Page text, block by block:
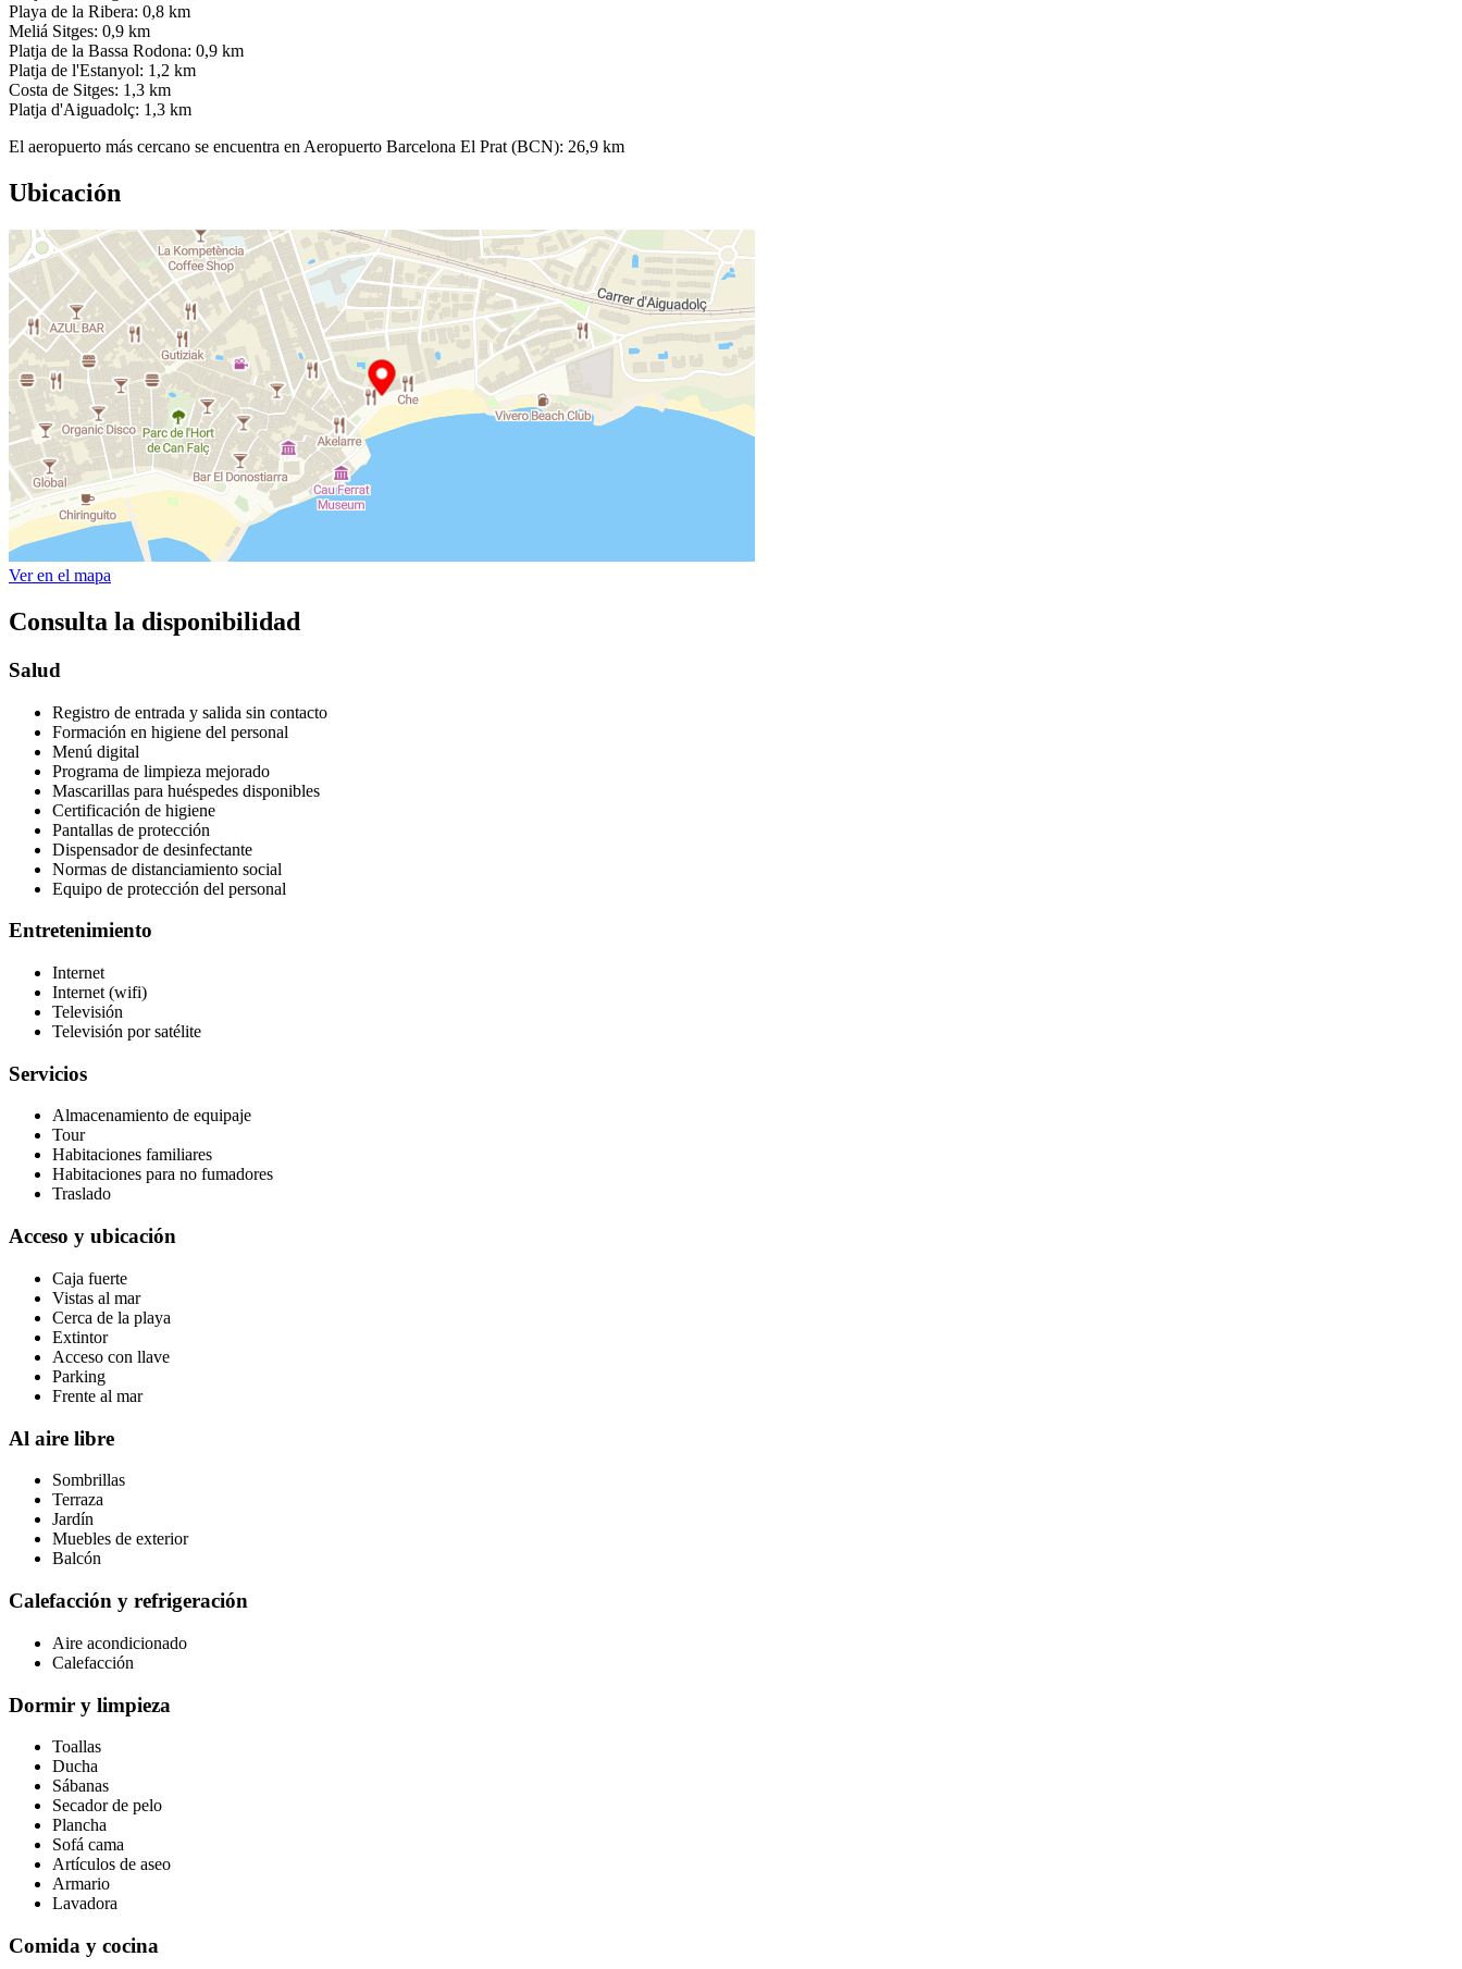
Playa de la Ribera: 0,8 km
Meliá Sitges: 0,9 km
Platja de la Bassa Rodona: 0,9 km
Platja de l'Estanyol: 1,2 km
Costa de Sitges: 1,3 km
Platja d'Aiguadolç: 1,3 km
El aeropuerto más cercano se encuentra en Aeropuerto Barcelona El Prat (BCN): 26,9 km
Ubicación
Ver en el mapa
Consulta la disponibilidad
Salud
Registro de entrada y salida sin contacto
Formación en higiene del personal
Menú digital
Programa de limpieza mejorado
Mascarillas para huéspedes disponibles
Certificación de higiene
Pantallas de protección
Dispensador de desinfectante
Normas de distanciamiento social
Equipo de protección del personal
Entretenimiento
Internet
Internet (wifi)
Televisión
Televisión por satélite
Servicios
Almacenamiento de equipaje
Tour
Habitaciones familiares
Habitaciones para no fumadores
Traslado
Acceso y ubicación
Caja fuerte
Vistas al mar
Cerca de la playa
Extintor
Acceso con llave
Parking
Frente al mar
Al aire libre
Sombrillas
Terraza
Jardín
Muebles de exterior
Balcón
Calefacción y refrigeración
Aire acondicionado
Calefacción
Dormir y limpieza
Toallas
Ducha
Sábanas
Secador de pelo
Plancha
Sofá cama
Artículos de aseo
Armario
Lavadora
Comida y cocina